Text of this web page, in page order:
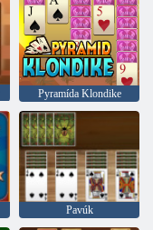
Pyramída Klondike
Pavúk